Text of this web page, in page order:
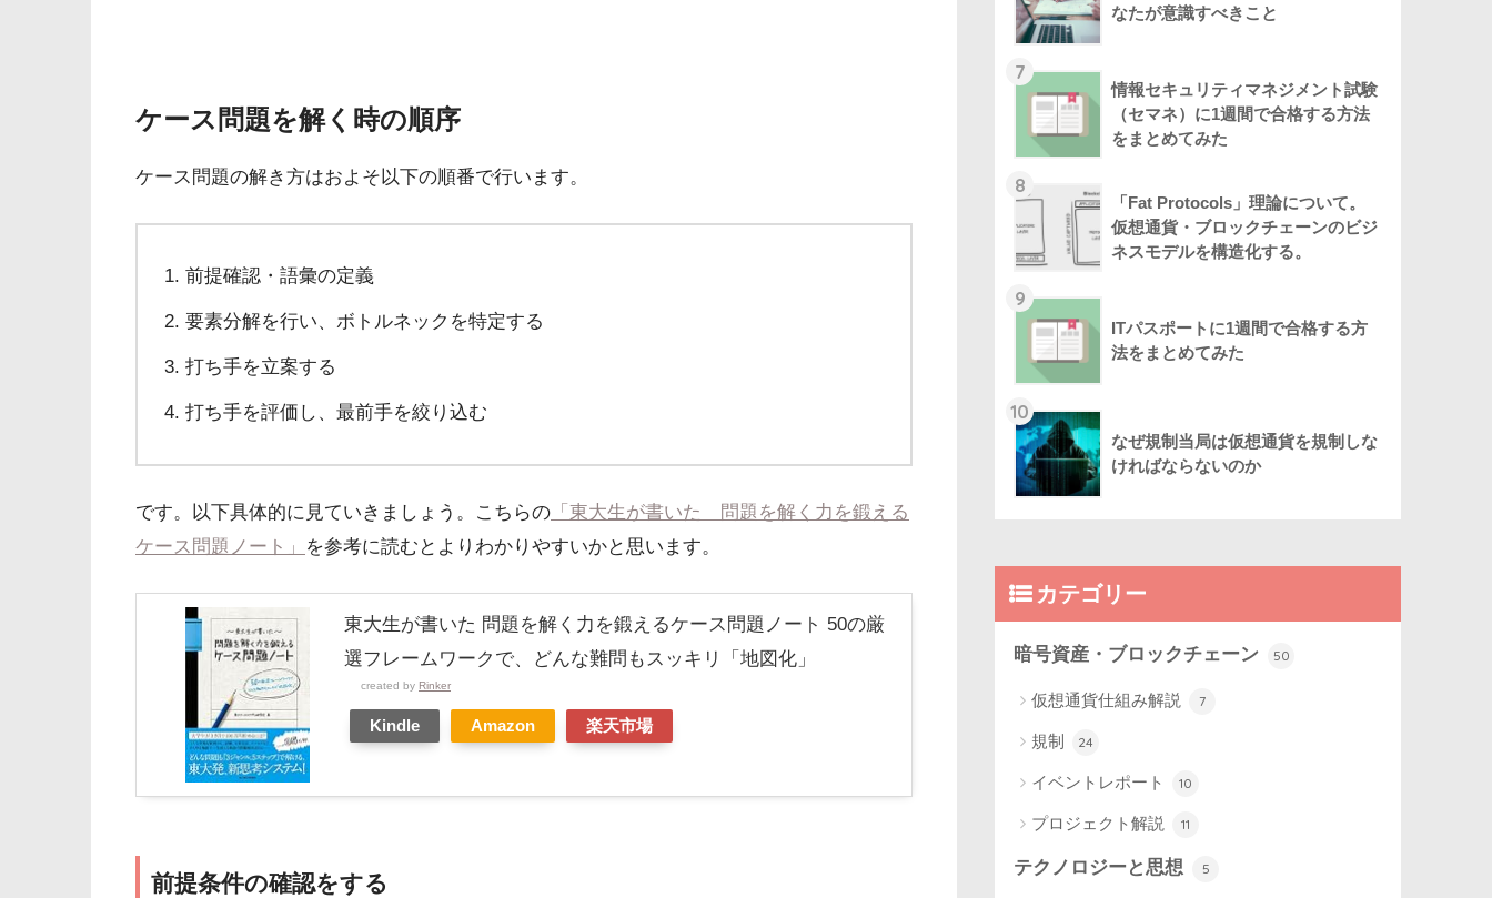
ケース問題を解く時の順序
ケース問題の解き方はおよそ以下の順番で行います。
前提確認・語彙の定義
要素分解を行い、ボトルネックを特定する
打ち手を立案する
打ち手を評価し、最前手を絞り込む
です。以下具体的に見ていきましょう。こちらの 「東大生が書いた 問題を解く力を鍛える
ケース問題ノート」
を参考に読むとよりわかりやすいかと思います。
東大生が書いた 問題を解く力を鍛えるケース問題ノート 50の厳
選フレームワークで、どんな難問もスッキリ「地図化」
created by Rinker
Kindle Amazon 楽天市場
前提条件の確認をする
なたが意識すべきこと
7
情報セキュリティマネジメント試験
（セマネ）に1週間で合格する方法
をまとめてみた
8
「Fat Protocols」理論について。
仮想通貨・ブロックチェーンのビジ
ネスモデルを構造化する。
9
ITパスポートに1週間で合格する方
法をまとめてみた
10
なぜ規制当局は仮想通貨を規制しな
ければならないのか
カテゴリー
暗号資産・ブロックチェーン 50
仮想通貨仕組み解説 7
規制 24
イベントレポート 10
プロジェクト解説 11
テクノロジーと思想 5